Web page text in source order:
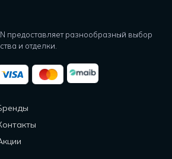
предоставляет разнообразный выбор
и отделки.